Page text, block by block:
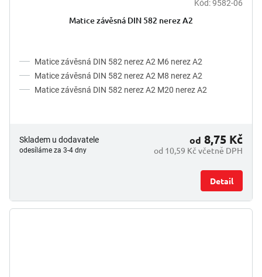
Kód:9582-06
Matice závěsná DIN 582 nerez A2
Matice závěsná DIN 582 nerez A2 M6 nerez A2
Matice závěsná DIN 582 nerez A2 M8 nerez A2
Matice závěsná DIN 582 nerez A2 M20 nerez A2
Skladem u dodavatele
odesíláme za 3-4 dny od 10,59 Kč včetně DPH
od 8,75 Kč
Detail